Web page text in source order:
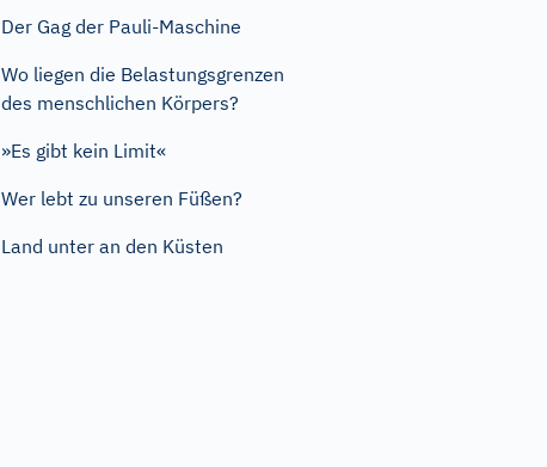
Der Gag der Pauli-Maschine
Wo liegen die Belastungsgrenzen
des menschlichen Körpers?
»Es gibt kein Limit«
Wer lebt zu unseren Füßen?
Land unter an den Küsten